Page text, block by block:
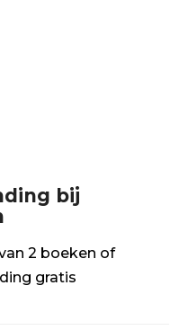
bij
2 boeken of
gratis